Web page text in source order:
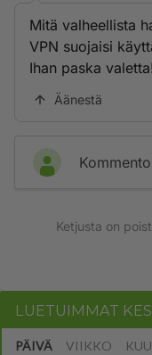
Mitä valheellista
VPN suojaisi
Ihan paska valetta!
Äänestä
Ketjusta on
LUETUIMMAT
PÄIVÄ VIIKKO